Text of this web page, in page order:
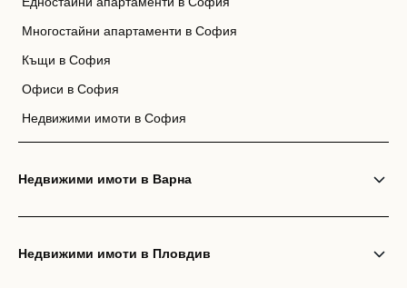
Многостайни апартаменти в София
Къщи в София
Офиси в София
Недвижими имоти в София
Недвижими имоти в Варна
Недвижими имоти в Пловдив